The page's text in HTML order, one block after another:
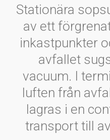
Stationära
av ett
inkastpunkter
avfallet
vacuum. I
luften från
lagras i en
transport till